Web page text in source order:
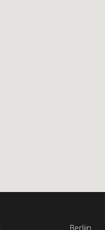
Berlijn